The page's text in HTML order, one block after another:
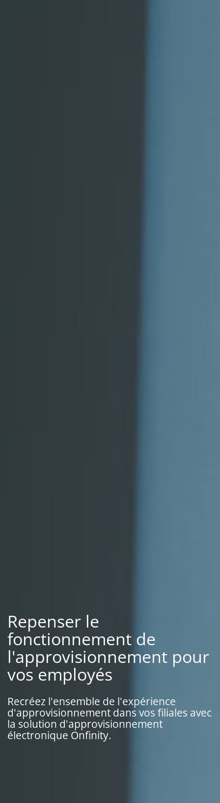
Repenser le
fonctionnement de
l'approvisionnement pour
vos employés
Recréez l'ensemble de l'expérience
d'approvisionnement dans vos filiales avec
la solution d'approvisionnement
électronique Onfinity.